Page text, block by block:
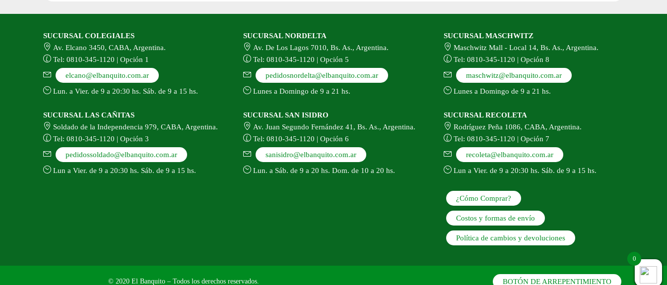
SUCURSAL COLEGIALES
Av. Elcano 3450, CABA, Argentina.
Tel: 0810-345-1120 | Opción 1
elcano@elbanquito.com.ar
Lun. a Vier. de 9 a 20:30 hs. Sáb. de 9 a 15 hs.
SUCURSAL LAS CAÑITAS
Soldado de la Independencia 979, CABA, Argentina.
Tel: 0810-345-1120 | Opción 3
pedidossoldado@elbanquito.com.ar
Lun a Vier. de 9 a 20:30 hs. Sáb. de 9 a 15 hs.
SUCURSAL NORDELTA
Av. De Los Lagos 7010, Bs. As., Argentina.
Tel: 0810-345-1120 | Opción 5
pedidosnordelta@elbanquito.com.ar
Lunes a Domingo de 9 a 21 hs.
SUCURSAL SAN ISIDRO
Av. Juan Segundo Fernández 41, Bs. As., Argentina.
Tel: 0810-345-1120 | Opción 6
sanisidro@elbanquito.com.ar
Lun. a Sáb. de 9 a 20 hs. Dom. de 10 a 20 hs.
SUCURSAL MASCHWITZ
Maschwitz Mall - Local 14, Bs. As., Argentina.
Tel: 0810-345-1120 | Opción 8
maschwitz@elbanquito.com.ar
Lunes a Domingo de 9 a 21 hs.
SUCURSAL RECOLETA
Rodríguez Peña 1086, CABA, Argentina.
Tel: 0810-345-1120 | Opción 7
recoleta@elbanquito.com.ar
Lun a Vier. de 9 a 20:30 hs. Sáb. de 9 a 15 hs.
¿Cómo Comprar?
Costos y formas de envío
Política de cambios y devoluciones
© 2020 El Banquito – Todos los derechos reservados. BOTÓN DE ARREPENTIMIENTO
0